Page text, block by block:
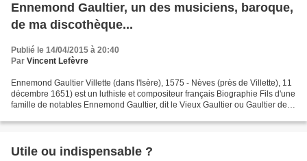
Ennemond Gaultier, un des musiciens, baroque,
de ma discothèque...
Publié le 14/04/2015 à 20:40
Par Vincent Lefèvre
Ennemond Gaultier Villette (dans l'Isère), 1575 - Nèves (près de Villette), 11
décembre 1651) est un luthiste et compositeur français Biographie Fils d'une
famille de notables Ennemond Gaultier, dit le Vieux Gaultier ou Gaultier de
Utile ou indispensable ?